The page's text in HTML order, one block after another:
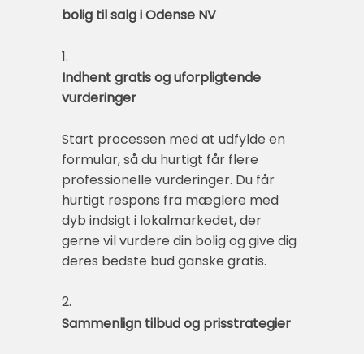
bolig til salg i Odense NV
1.
Indhent gratis og uforpligtende
vurderinger
Start processen med at udfylde en
formular, så du hurtigt får flere
professionelle vurderinger. Du får
hurtigt respons fra mæglere med
dyb indsigt i lokalmarkedet, der
gerne vil vurdere din bolig og give dig
deres bedste bud ganske gratis.
2.
Sammenlign tilbud og prisstrategier